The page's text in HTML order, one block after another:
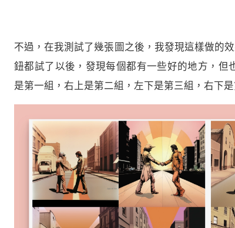
不過，在我測試了幾張圖之後，我發現這樣做的
鈕都試了以後，發現每個都有一些好的地方，但
是第一組，右上是第二組，左下是第三組，右下是